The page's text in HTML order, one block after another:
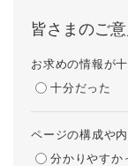
皆さまのご
お求めの情報が
十分だった
ページの構成や
分かりやすか